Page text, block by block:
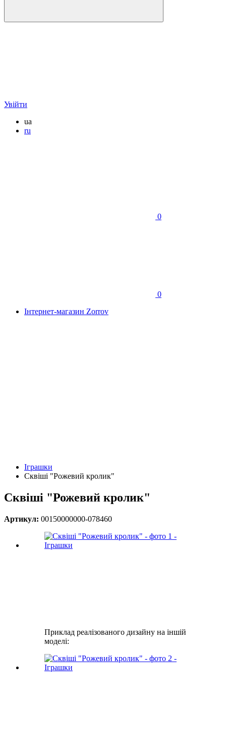
Увійти
ua
ru
0
0
Інтернет-магазин Zorrov
Іграшки
Сквіші "Рожевий кролик"
Сквіші "Рожевий кролик"
Артикул: 00150000000-078460
Приклад реалізованого дизайну на іншій
моделі: